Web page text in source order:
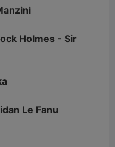
Holmes - Sir
Le Fanu